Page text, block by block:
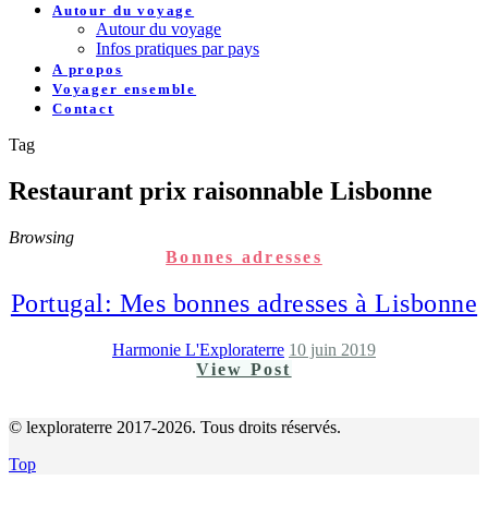
Autour du voyage
Autour du voyage
Infos pratiques par pays
A propos
Voyager ensemble
Contact
Tag
Restaurant prix raisonnable Lisbonne
Browsing
Bonnes adresses
Portugal: Mes bonnes adresses à Lisbonne
Harmonie L'Exploraterre 10 juin 2019
View Post
© lexploraterre 2017-2026. Tous droits réservés.
Top